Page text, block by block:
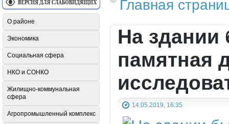
Главная
На здании
памятная
14.05.2019, 16:35
О районе
Экономика
Социальная сфера
НКО и СОНКО
Жилищно-коммунальная
сфера
Агропромышленный комплекс